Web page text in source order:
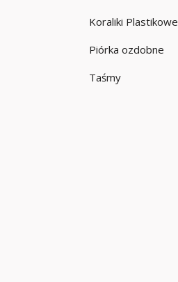
Koraliki Plastikowe
Piórka ozdobne
Taśmy